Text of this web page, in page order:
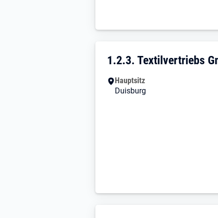
1.2.3. Textilvertriebs
Hauptsitz
Duisburg